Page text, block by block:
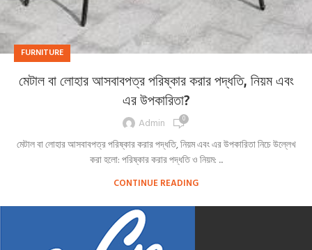
FURNITURE
মেটাল বা লোহার আসবাবপত্র পরিষ্কার করার পদ্ধতি, নিয়ম এবং
এর উপকারিতা?
Admin
0
মেটাল বা লোহার আসবাবপত্র পরিষ্কার করার পদ্ধতি, নিয়ম এবং এর উপকারিতা নিচে উল্লেখ
করা হলো: পরিষ্কার করার পদ্ধতি ও নিয়ম: ...
CONTINUE READING